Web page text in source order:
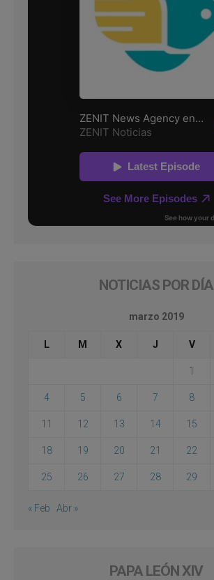
NOTICIAS POR DÍA
marzo 2019
L M X J V
1
4 5 6 7 8
11 12 13 14 15
18 19 20 21 22
25 26 27 28 29
« Feb Abr »
PAPA LEÓN XIV